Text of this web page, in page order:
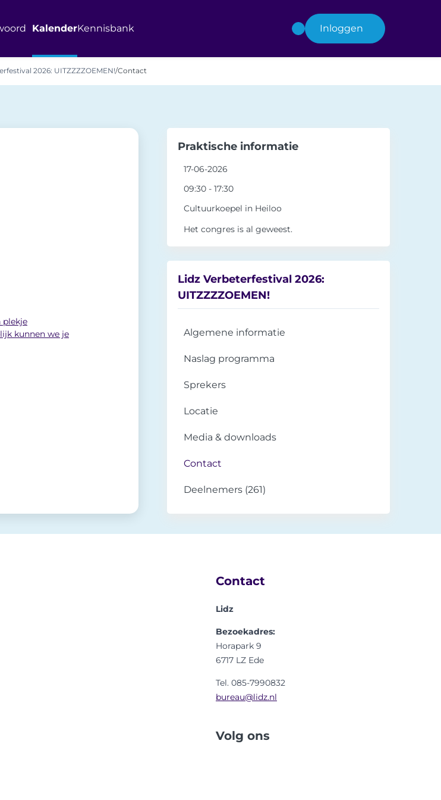
KalenderKennisbank Inloggen
2026: UITZZZZOEMEN!/Contact
plekje
kunnen we je
Praktische informatie
17-06-2026
09:30 - 17:30
Cultuurkoepel in Heiloo
Het congres is al geweest.
Lidz Verbeterfestival 2026:
UITZZZZOEMEN!
Algemene informatie
Naslag programma
Sprekers
Locatie
Media & downloads
Contact
Deelnemers (261)
Contact
Lidz
Bezoekadres:
Horapark 9
6717 LZ Ede
Tel. 085-7990832
bureau@lidz.nl
Volg ons